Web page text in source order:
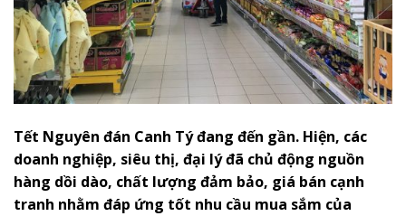
Tết Nguyên đán Canh Tý đang đến gần. Hiện, các
doanh nghiệp, siêu thị, đại lý đã chủ động nguồn
hàng dồi dào, chất lượng đảm bảo, giá bán cạnh
tranh nhằm đáp ứng tốt nhu cầu mua sắm của